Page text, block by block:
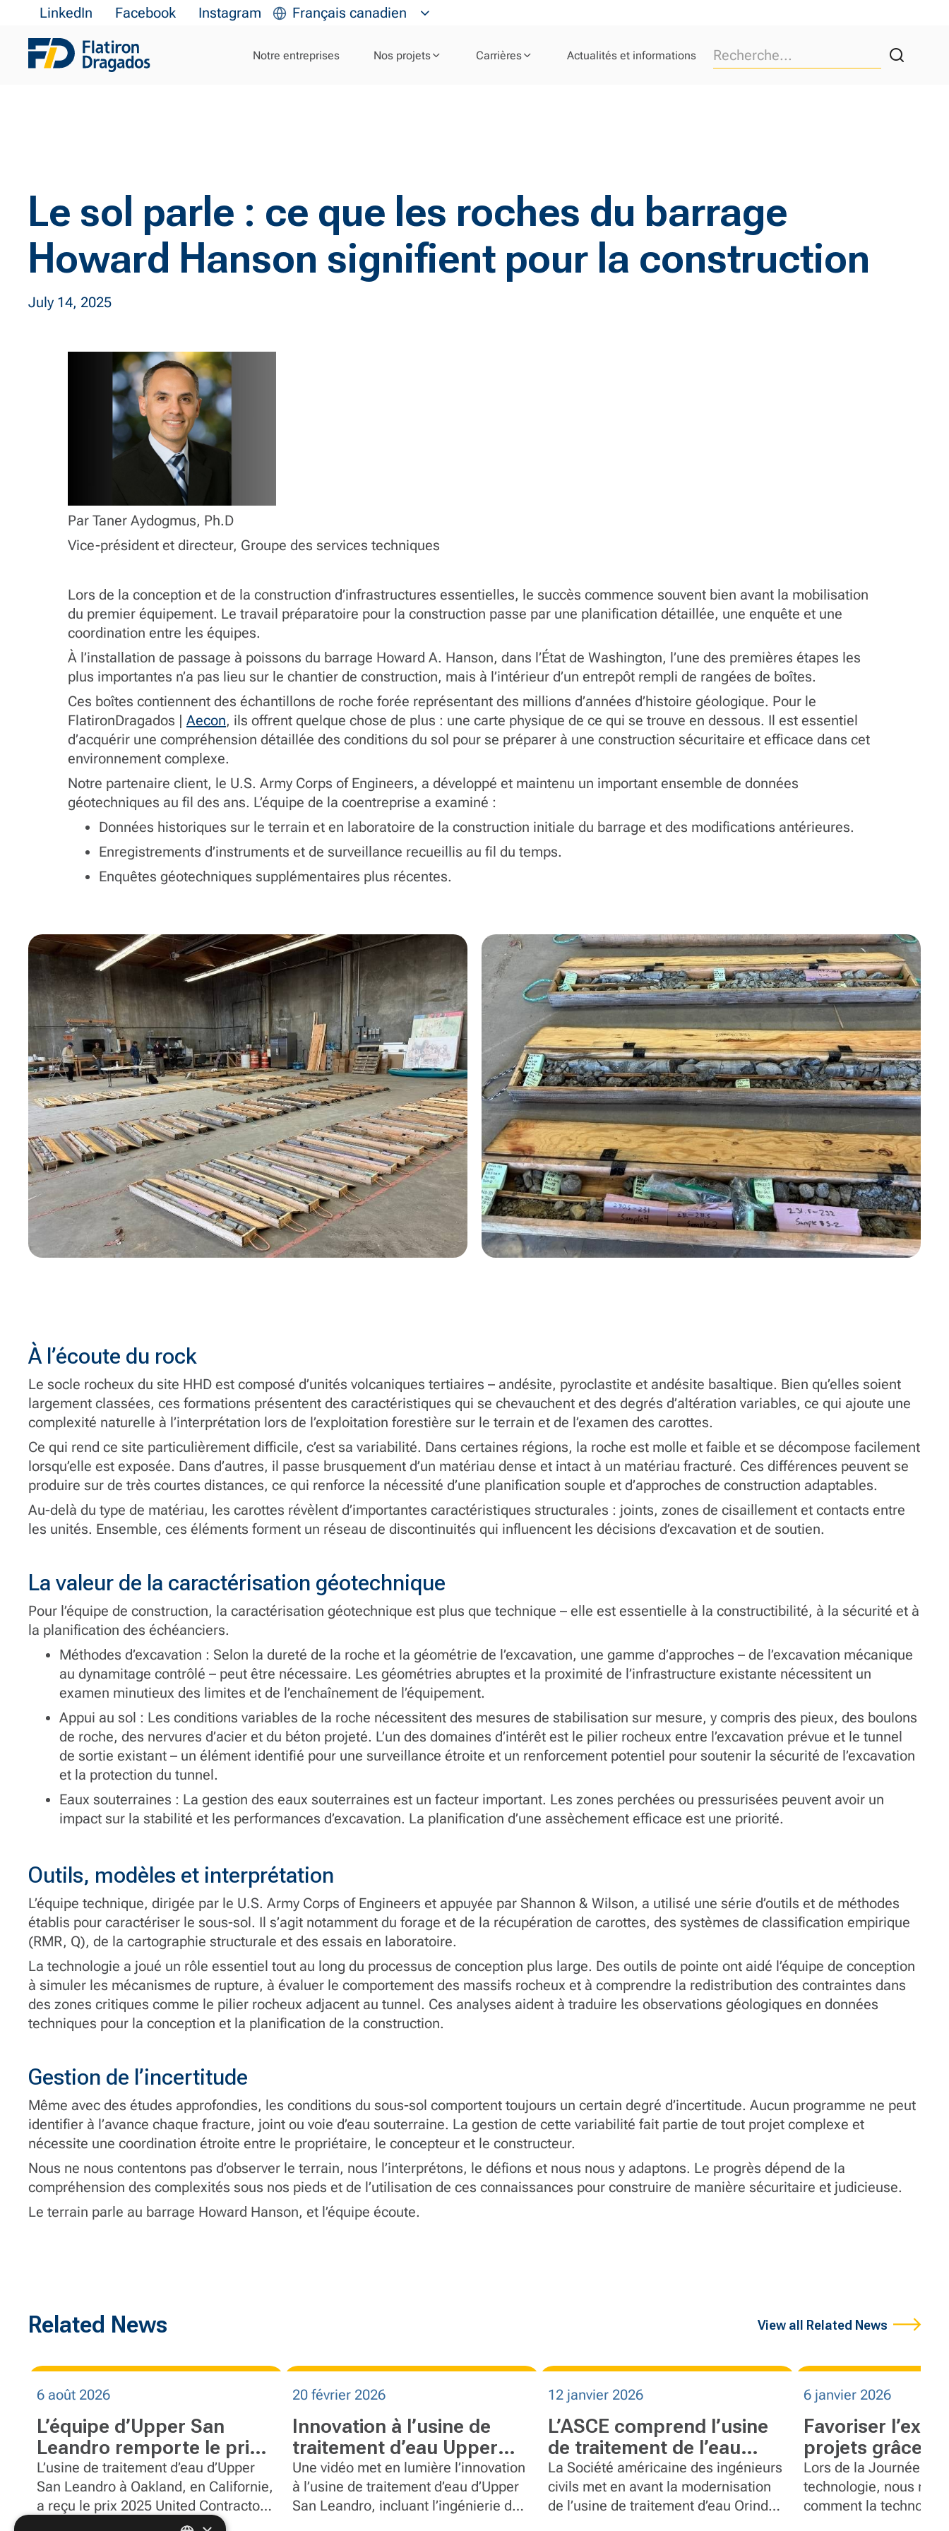
LinkedIn Facebook Instagram Français canadien
Notre entreprises Nos projets Carrières Actualités et informations
Le sol parle : ce que les roches du barrage
Howard Hanson signifient pour la construction
July 14, 2025
Par Taner Aydogmus, Ph.D
Vice-président et directeur, Groupe des services techniques
Lors de la conception et de la construction d’infrastructures essentielles, le succès commence souvent bien avant la mobilisation
du premier équipement. Le travail préparatoire pour la construction passe par une planification détaillée, une enquête et une
coordination entre les équipes.
À l’installation de passage à poissons du barrage Howard A. Hanson, dans l’État de Washington, l’une des premières étapes les
plus importantes n’a pas lieu sur le chantier de construction, mais à l’intérieur d’un entrepôt rempli de rangées de boîtes.
Ces boîtes contiennent des échantillons de roche forée représentant des millions d’années d’histoire géologique. Pour le
FlatironDragados | Aecon, ils offrent quelque chose de plus : une carte physique de ce qui se trouve en dessous. Il est essentiel
d’acquérir une compréhension détaillée des conditions du sol pour se préparer à une construction sécuritaire et efficace dans cet
environnement complexe.
Notre partenaire client, le U.S. Army Corps of Engineers, a développé et maintenu un important ensemble de données
géotechniques au fil des ans. L’équipe de la coentreprise a examiné :
Données historiques sur le terrain et en laboratoire de la construction initiale du barrage et des modifications antérieures.
Enregistrements d’instruments et de surveillance recueillis au fil du temps.
Enquêtes géotechniques supplémentaires plus récentes.
À l’écoute du rock
Le socle rocheux du site HHD est composé d’unités volcaniques tertiaires – andésite, pyroclastite et andésite basaltique. Bien qu’elles soient
largement classées, ces formations présentent des caractéristiques qui se chevauchent et des degrés d’altération variables, ce qui ajoute une
complexité naturelle à l’interprétation lors de l’exploitation forestière sur le terrain et de l’examen des carottes.
Ce qui rend ce site particulièrement difficile, c’est sa variabilité. Dans certaines régions, la roche est molle et faible et se décompose facilement
lorsqu’elle est exposée. Dans d’autres, il passe brusquement d’un matériau dense et intact à un matériau fracturé. Ces différences peuvent se
produire sur de très courtes distances, ce qui renforce la nécessité d’une planification souple et d’approches de construction adaptables.
Au-delà du type de matériau, les carottes révèlent d’importantes caractéristiques structurales : joints, zones de cisaillement et contacts entre
les unités. Ensemble, ces éléments forment un réseau de discontinuités qui influencent les décisions d’excavation et de soutien.
La valeur de la caractérisation géotechnique
Pour l’équipe de construction, la caractérisation géotechnique est plus que technique – elle est essentielle à la constructibilité, à la sécurité et à
la planification des échéanciers.
Méthodes d’excavation : Selon la dureté de la roche et la géométrie de l’excavation, une gamme d’approches – de l’excavation mécanique
au dynamitage contrôlé – peut être nécessaire. Les géométries abruptes et la proximité de l’infrastructure existante nécessitent un
examen minutieux des limites et de l’enchaînement de l’équipement.
Appui au sol : Les conditions variables de la roche nécessitent des mesures de stabilisation sur mesure, y compris des pieux, des boulons
de roche, des nervures d’acier et du béton projeté. L’un des domaines d’intérêt est le pilier rocheux entre l’excavation prévue et le tunnel
de sortie existant – un élément identifié pour une surveillance étroite et un renforcement potentiel pour soutenir la sécurité de l’excavation
et la protection du tunnel.
Eaux souterraines : La gestion des eaux souterraines est un facteur important. Les zones perchées ou pressurisées peuvent avoir un
impact sur la stabilité et les performances d’excavation. La planification d’une assèchement efficace est une priorité.
Outils, modèles et interprétation
L’équipe technique, dirigée par le U.S. Army Corps of Engineers et appuyée par Shannon & Wilson, a utilisé une série d’outils et de méthodes
établis pour caractériser le sous-sol. Il s’agit notamment du forage et de la récupération de carottes, des systèmes de classification empirique
(RMR, Q), de la cartographie structurale et des essais en laboratoire.
La technologie a joué un rôle essentiel tout au long du processus de conception plus large. Des outils de pointe ont aidé l’équipe de conception
à simuler les mécanismes de rupture, à évaluer le comportement des massifs rocheux et à comprendre la redistribution des contraintes dans
des zones critiques comme le pilier rocheux adjacent au tunnel. Ces analyses aident à traduire les observations géologiques en données
techniques pour la conception et la planification de la construction.
Gestion de l’incertitude
Même avec des études approfondies, les conditions du sous-sol comportent toujours un certain degré d’incertitude. Aucun programme ne peut
identifier à l’avance chaque fracture, joint ou voie d’eau souterraine. La gestion de cette variabilité fait partie de tout projet complexe et
nécessite une coordination étroite entre le propriétaire, le concepteur et le constructeur.
Nous ne nous contentons pas d’observer le terrain, nous l’interprétons, le défions et nous nous y adaptons. Le progrès dépend de la
compréhension des complexités sous nos pieds et de l’utilisation de ces connaissances pour construire de manière sécuritaire et judicieuse.
Le terrain parle au barrage Howard Hanson, et l’équipe écoute.
Related News View all Related News
6 août 2026
L’équipe d’Upper San
Leandro remporte le prix
de sécurité UCON R.E.A.L.
L’usine de traitement d’eau d’Upper
San Leandro à Oakland, en Californie,
a reçu le prix 2025 United Contractors
Recognition Excellence, Awareness
20 février 2026
Innovation à l’usine de
traitement d’eau Upper
San Leandro à Oakland,
Californie
Une vidéo met en lumière l’innovation
à l’usine de traitement d’eau d’Upper
San Leandro, incluant l’ingénierie de
12 janvier 2026
L’ASCE comprend l’usine
de traitement de l’eau
d’Orinda
La Société américaine des ingénieurs
civils met en avant la modernisation
de l’usine de traitement d’eau Orinda
6 janvier 2026
Favoriser
projets grâce à
technologie de
construction
Lors de la Journée
technologie, nous
comment la